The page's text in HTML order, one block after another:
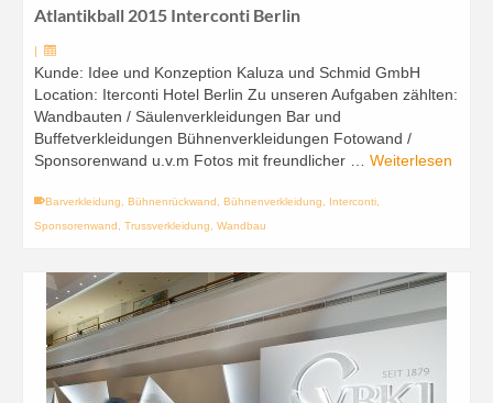
Atlantikball 2015 Interconti Berlin
|
Kunde: Idee und Konzeption Kaluza und Schmid GmbH
Location: Iterconti Hotel Berlin Zu unseren Aufgaben zählten:
Wandbauten / Säulenverkleidungen Bar und
Buffetverkleidungen Bühnenverkleidungen Fotowand /
Sponsorenwand u.v.m Fotos mit freundlicher … Weiterlesen
Barverkleidung Bühnenrückwand Bühnenverkleidung Interconti
Sponsorenwand
Trussverkleidung Wandbau